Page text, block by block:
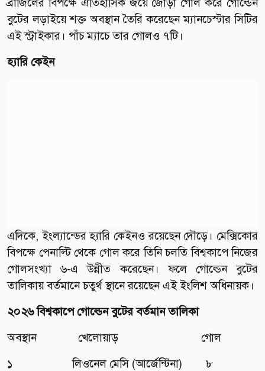
বুটের লড়াইয়ে শক্ত অবস্থান তৈরি করেছেন ম্যানচেস্টার সিটির
এই স্ট্রাইকার। পাঁচ ম্যাচে তার গোলও ৭টি।
হ্যারি কেইন
এদিকে, ইংল্যান্ডের হ্যারি কেইনও রয়েছেন দৌড়ে। মেক্সিকোর
বিপক্ষে পেনাল্টি থেকে গোল করে তিনি চলতি বিশ্বকাপে নিজের
গোলসংখ্যা ৬-এ উন্নীত করেছেন। ফলে গোল্ডেন বুটের
তালিকায় বর্তমানে চতুর্থ স্থানে রয়েছেন এই ইংলিশ অধিনায়ক।
২০২৬ বিশ্বকাপে গোল্ডেন বুটের বর্তমান তালিকা
অবস্থান খেলোয়াড় গোল
১ লিওনেল মেসি (আর্জেন্টিনা) ৮